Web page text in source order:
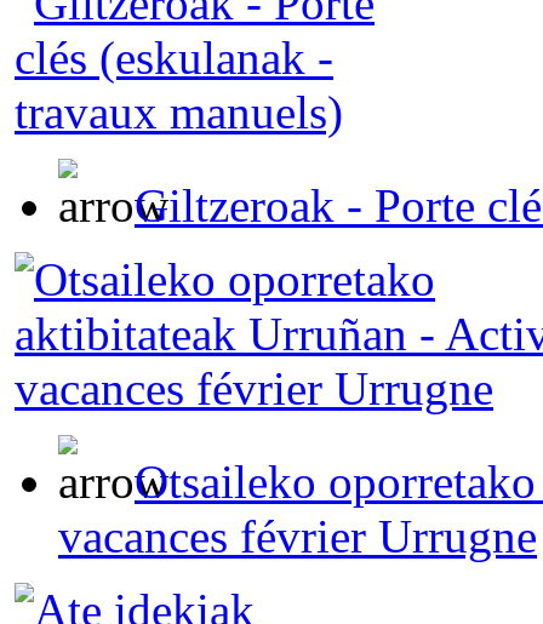
Giltzeroak - Porte
Otsaileko
vacances février Urrugne